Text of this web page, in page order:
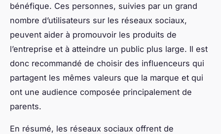
bénéfique. Ces personnes, suivies par un grand
nombre d’utilisateurs sur les réseaux sociaux,
peuvent aider à promouvoir les produits de
l’entreprise et à atteindre un public plus large. Il est
donc recommandé de choisir des influenceurs qui
partagent les mêmes valeurs que la marque et qui
ont une audience composée principalement de
parents.
En résumé, les réseaux sociaux offrent de